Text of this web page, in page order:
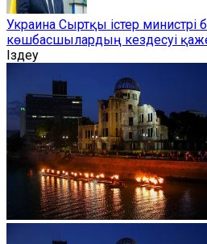
Украина Сыртқы істер министрі
көшбасшылардың кездесуі
Іздеу